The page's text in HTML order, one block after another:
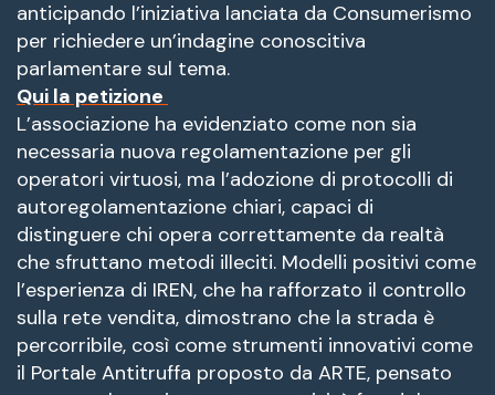
anticipando l’iniziativa lanciata da Consumerismo
per richiedere un’indagine conoscitiva
parlamentare sul tema.
Qui la petizione
L’associazione ha evidenziato come non sia
necessaria nuova regolamentazione per gli
operatori virtuosi, ma l’adozione di protocolli di
autoregolamentazione chiari, capaci di
distinguere chi opera correttamente da realtà
che sfruttano metodi illeciti. Modelli positivi come
l’esperienza di IREN, che ha rafforzato il controllo
sulla rete vendita, dimostrano che la strada è
percorribile, così come strumenti innovativi come
il Portale Antitruffa proposto da ARTE, pensato